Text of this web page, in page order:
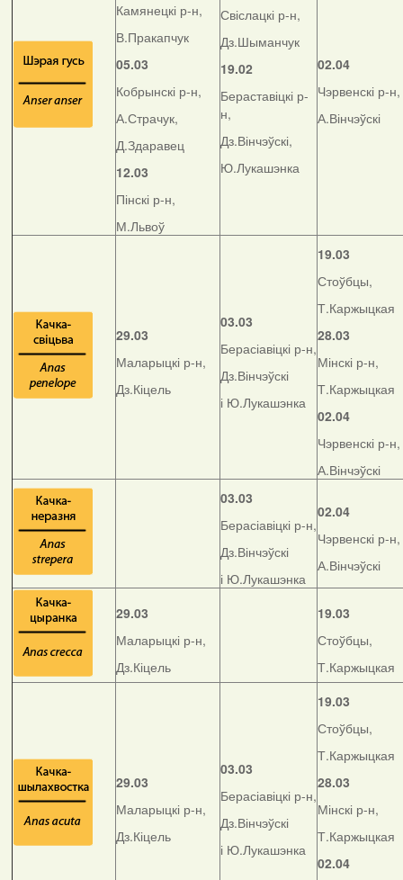
Камянецкі р-н,
В.Пракапчук
05.03
Кобрынскі р-н,
А.Страчук,
Д.Здаравец
12.03
Пінскі р-н,
М.Львоў
Свіслацкі р-н,
Дз.Шыманчук
19.02
Бераставіцкі р-
н,
Дз.Вінчэўскі,
Ю.Лукашэнка
02.04
Чэрвенскі р-н,
А.Вінчэўскі
29.03
Маларыцкі р-н,
Дз.Кіцель
03.03
Берасіавіцкі р-н,
Дз.Вінчэўскі
і Ю.Лукашэнка
19.03
Стоўбцы,
Т.Каржыцкая
28.03
Мінскі р-н,
Т.Каржыцкая
02.04
Чэрвенскі р-н,
А.Вінчэўскі
03.03
Берасіавіцкі р-н,
Дз.Вінчэўскі
і Ю.Лукашэнка
02.04
Чэрвенскі р-н,
А.Вінчэўскі
29.03
Маларыцкі р-н,
Дз.Кіцель
19.03
Стоўбцы,
Т.Каржыцкая
29.03
Маларыцкі р-н,
Дз.Кіцель
03.03
Берасіавіцкі р-н,
Дз.Вінчэўскі
і Ю.Лукашэнка
19.03
Стоўбцы,
Т.Каржыцкая
28.03
Мінскі р-н,
Т.Каржыцкая
02.04